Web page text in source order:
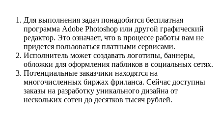
Для выполнения задач понадобится бесплатная
программа Adobe Photoshop или другой графический
редактор. Это означает, что в процессе работы вам не
придется пользоваться платными сервисами.
Исполнитель может создавать логотипы, баннеры,
обложки для оформления пабликов в социальных сетях.
Потенциальные заказчики находятся на
многочисленных биржах фриланса. Сейчас доступны
заказы на разработку уникального дизайна от
нескольких сотен до десятков тысяч рублей.